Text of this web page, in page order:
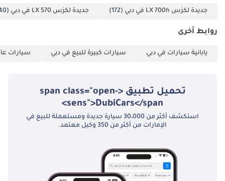
جديدة لكزس LX 700h في دبي (172) جديدة لكزس LX 570 في دبي (40)
روابط أخرى
يابانية سيارات في دبي سيارات كبيرة للبيع في دبي سيارات
تحميل تطبيق <span class="open-
sens">DubiCars</span>
استكشف أكثر من 30،000 سيارة جديدة ومستعملة للبيع في
الإمارات من أكثر من 350 وكيل معتمد.
LX600 سيجنتشر موديل 2025 الخيار الأمثل لمن يبحث عن سيارة رياضية
متعددة الاستخدامات فاخرة تتميز بأعلى مستويات الموثوقية في السوق
قيمتها عند إعادة البيع، والسمعة الميكانيكية الراسخة التي تُميّز علامة
خبراء السوق. يُرجى دائماً فحص السيارة قبل الشراء.